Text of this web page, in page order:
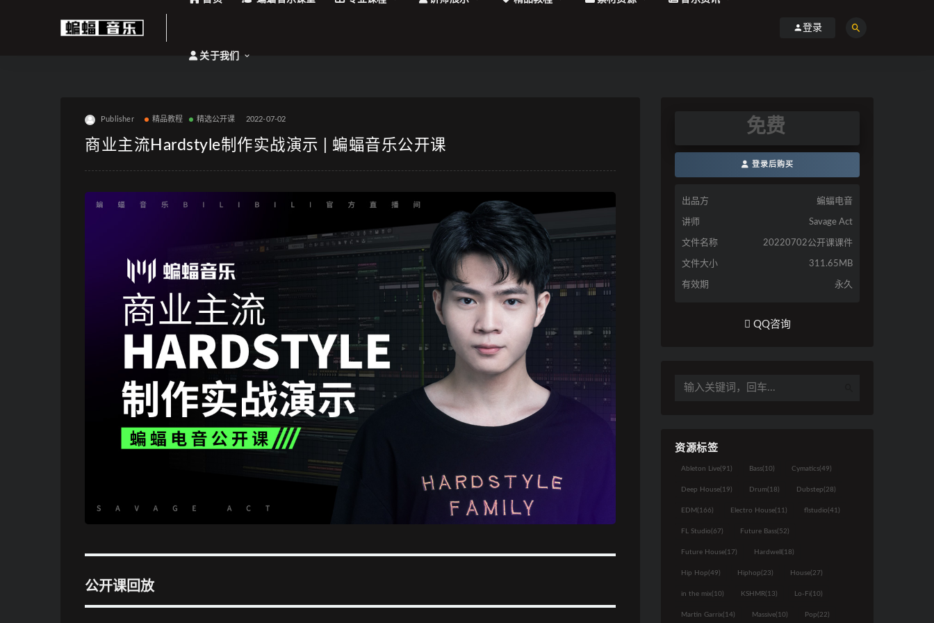
关于我们
登录
Publisher 精品教程 精选公开课 2022-07-02
商业主流Hardstyle制作实战演示 | 蝙蝠音乐公开课
公开课回放
免费
登录后购买
出品方 蝙蝠电音
讲师 Savage Act
文件名称 20220702公开课课件
文件大小 311.65MB
有效期 永久
QQ咨询
资源标签
Ableton Live(91) Bass(10) Cymatics(49)
Deep House(19) Drum(18) Dubstep(28)
EDM(166) Electro House(11) flstudio(41)
FL Studio(67) Future Bass(52)
Future House(17) Hardwell (18)
Hip Hop(49) Hiphop(23) House(27)
in the mix(10) KSHMR(13) Lo-Fi(10)
Martin Garrix(14) Massive(10) Pop(22)